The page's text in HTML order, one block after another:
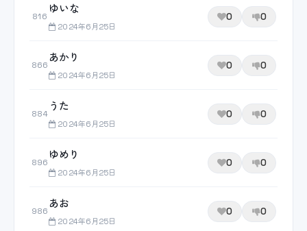
816
ゆいな
2024年6月25日
0 0
866
あかり
2024年6月25日
0 0
884
うた
2024年6月25日
0 0
896
ゆめり
2024年6月25日
0 0
986
あお
2024年6月25日
0 0